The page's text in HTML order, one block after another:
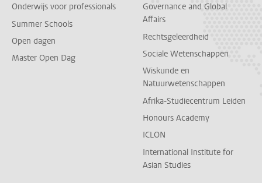
Onderwijs voor professionals
Summer Schools
Open dagen
Master Open Dag
Governance and Global
Affairs
Rechtsgeleerdheid
Sociale Wetenschappen
Wiskunde en
Natuurwetenschappen
Afrika-Studiecentrum Leiden
Honours Academy
ICLON
International Institute for
Asian Studies